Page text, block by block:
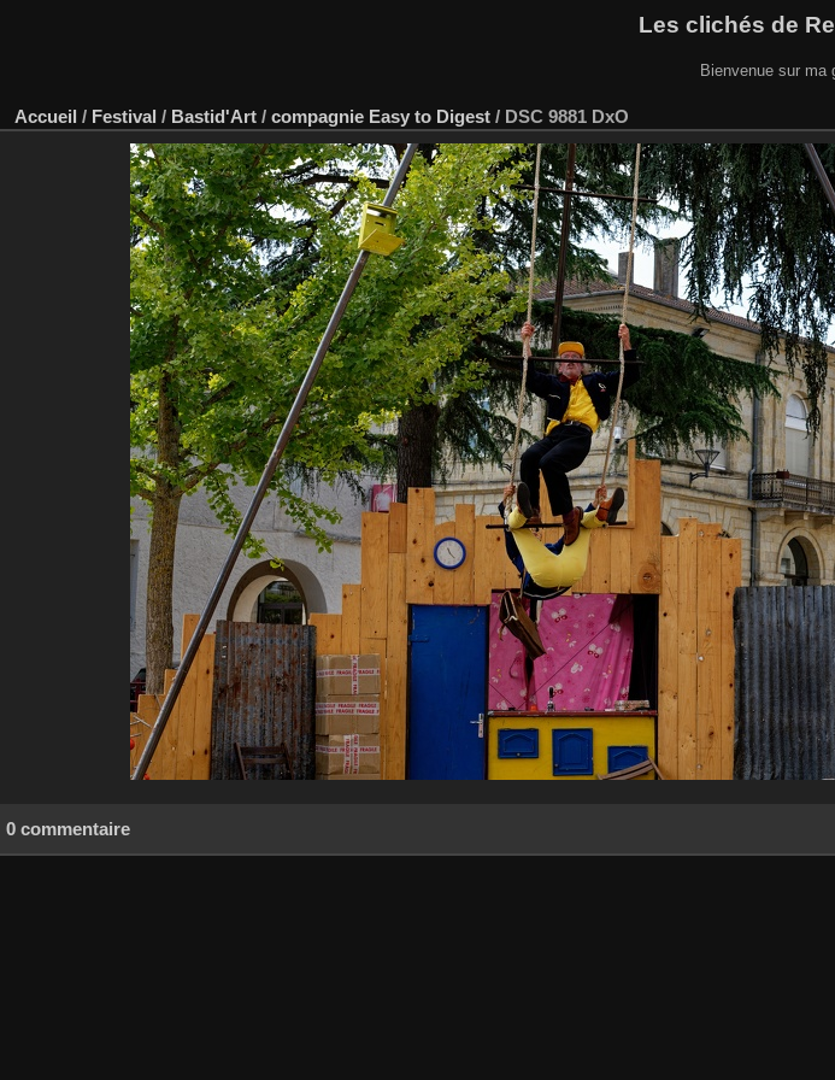
Les clichés de
Bienvenue sur ma
Accueil / Festival / Bastid'Art / compagnie Easy to Digest / DSC 9881 DxO
0 commentaire